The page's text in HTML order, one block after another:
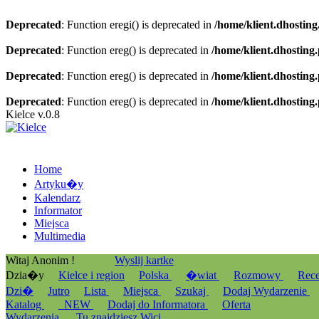
Deprecated: Function eregi() is deprecated in /home/
Deprecated: Function ereg() is deprecated in /home/
Deprecated: Function ereg() is deprecated in /home/
Deprecated: Function ereg() is deprecated in /home/
Kielce v.0.8
Home
Artyku�y
Kalendarz
Informator
Miejsca
Multimedia
Witaj Anonim !
Wyslij kartke
Dzia�y
Kielce i region Polska �wiat Rozmowy
Dzi�
Jutro Lista Miejsca Szukaj Dodaj Wydarzenie
Katalog
_NEW Dodaj do Informatora
Oferta